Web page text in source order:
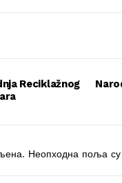
Reciklažnog
Неопходна поља су